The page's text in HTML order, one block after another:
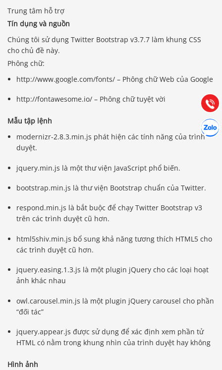
Trung tâm hỗ trợ
Tín dụng và nguồn
Chúng tôi sử dụng Twitter Bootstrap v3.7.7 làm khung CSS
cho chủ đề này.
Phông chữ:
http://www.google.com/fonts/ – Phông chữ Web của Google
http://fontawesome.io/ – Phông chữ tuyệt vời
Mẫu tập lệnh
modernizr-2.8.3.min.js phát hiện các tính năng của trình
duyệt.
jquery.min.js là một thư viện JavaScript phổ biến.
bootstrap.min.js là thư viện Bootstrap chuẩn của Twitter.
respond.min.js là bắt buộc để chạy Twitter Bootstrap v3
trên các trình duyệt cũ hơn.
html5shiv.min.js bổ sung khả năng tương thích HTML5 cho
các trình duyệt cũ hơn.
jquery.easing.1.3.js là một plugin jQuery cho các loại hoạt
ảnh khác nhau
owl.carousel.min.js là một plugin jQuery carousel cho phần
“đối tác”
jquery.appear.js được sử dụng để xác định xem phần tử
HTML có nằm trong khung nhìn của trình duyệt hay không
Hình ảnh
Gọi
Báo giá & Đặt hàng:
Hướng dẫn & Hỗ trợ:
(028) 22.166.144
Chát
Tư vấn